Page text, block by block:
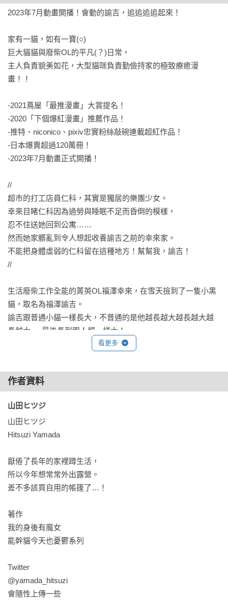
2023年7月動畫開播！會動的諭吉，追追追追起來！
家有一貓，如有一寶(○)
巨大貓貓與廢柴OL的平凡(？)日常，
主人負責貌美如花，大型貓咪負責勤儉持家的極致療癒漫
畫！！
-2021蔦屋「最推漫畫」大賞提名！
-2020「下個爆紅漫畫」推薦作品！
-推特、niconico、pixiv忠實粉絲敲碗連載超紅作品！
-日本爆賣超過120萬冊！
-2023年7月動畫正式開播！
//
超市的打工店員仁科，其實是獨居的樂團少女。
幸來目睹仁科因為過勞與睡眠不足而昏倒的模樣，
忍不住送她回到公寓……
然而她家髒亂到令人想起收養諭吉之前的幸來家。
不能把身體虛弱的仁科留在這種地方！幫幫我，諭吉！
//
生活廢柴工作全能的菁英OL福澤幸來，在雪天撿到了一隻小黑
貓，取名為福澤諭吉。
諭吉跟普通小貓一樣長大，不普通的是他越長越大越長越大越
長越大──最後長到跟人類一樣大！
被撿回家那天，看到住在垃圾屋裡也不在意、性格大剌剌，卻
比起被這個人類照顧，這個人類更需要別人照顧(？！)因此覺醒
了從流浪貓到家貓的必要轉變──他有了家，他要顧好這個家！
成為一隻家事萬能的大貓貓，把主人從廢物給養成了廢物中的
廢物(○
勞手藝又好，只有她自己撐著勉強的微笑，故作鎮定的說是啊
是手做便當，但一天比一天害怕被發現本人家事無能，這全是
貓做的！沐浴在既把自己打理得乾淨整齊、工作能力強，又能
自己越來越結不了婚了……
因為討厭水，所以諭吉打掃浴室時會穿上全套生物防護服；買
時會特地在背後黏上一條拉鍊假裝是穿玩偶裝，但偶爾也會被
認為是熱愛偶裝的變態；興趣是購入各式各樣的圍裙跟看電視
節目學新菜；一個眼神就可以趕走盤旋在垃圾場上的烏鴉；心
看更多
作者資料
山田ヒツジ
山田ヒツジ
Hitsuzi Yamada
厭倦了長年的家裡蹲生活，
所以今年想常常外出露營。
差不多該買自用的帳篷了…！
著作
我的身後有魔女
能幹貓今天也憂鬱系列
Twitter
@yamada_hitsuzi
會隨性上傳一些